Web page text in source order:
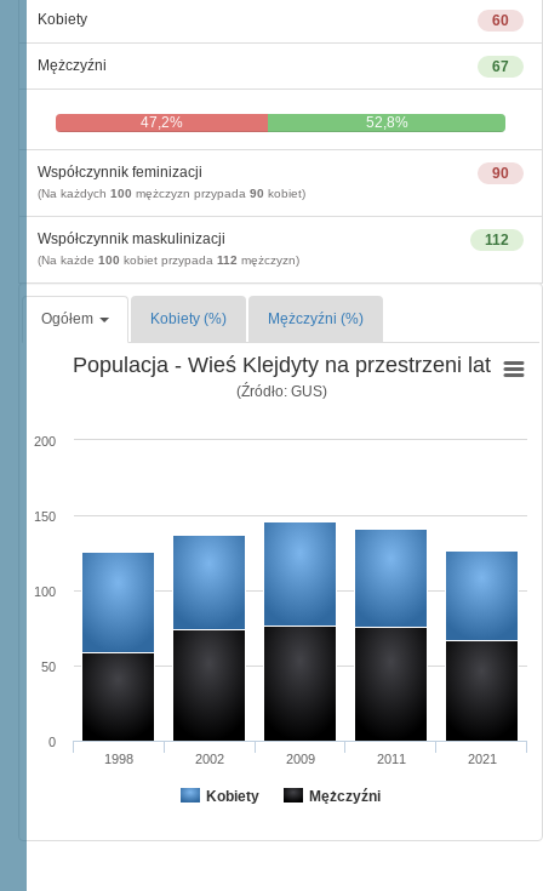
60
Kobiety
67
Mężczyźni
47,2% 52,8%
90
Współczynnik feminizacji
(Na każdych 100 mężczyzn przypada 90 kobiet)
112
Współczynnik maskulinizacji
(Na każde 100 kobiet przypada 112 mężczyzn)
Ogółem Kobiety (%) Mężczyźni (%)
Populacja - Wieś Klejdyty na przestrzeni lat
(Źródło: GUS)
Kobiety Mężczyźni
1998 2002 2009 2011 2021
0
50
100
150
200